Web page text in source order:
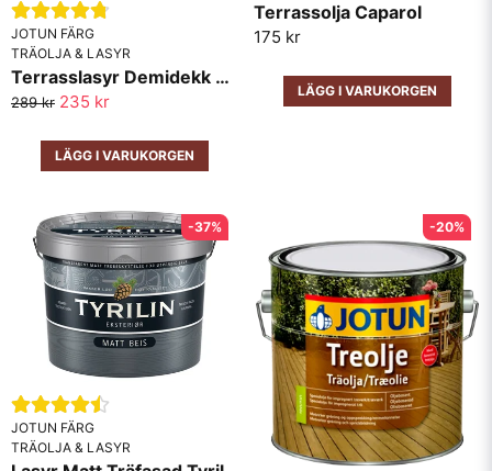
JOTUN FÄRG
TRÄOLJA & LASYR
Terrasslasyr Demidekk Jotun
289 kr 235 kr
LÄGG I VARUKORGEN
Terrassolja Caparol
175 kr
LÄGG I VARUKORGEN
JOTUN FÄRG
TRÄOLJA & LASYR
-37% -20%